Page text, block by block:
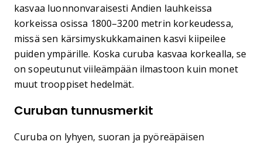
kasvaa luonnonvaraisesti Andien lauhkeissa
korkeissa osissa 1800–3200 metrin korkeudessa,
missä sen kärsimyskukkamainen kasvi kiipeilee
puiden ympärille. Koska curuba kasvaa korkealla, se
on sopeutunut viileämpään ilmastoon kuin monet
muut trooppiset hedelmät.
Curuban tunnusmerkit
Curuba on lyhyen, suoran ja pyöreäpäisen